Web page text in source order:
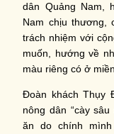
dân Quảng Nam,
Nam chịu thương,
trách nhiệm với
muốn, hướng về
màu riêng có ở
Đoàn khách Thụy
nông dân “cày
ăn do chính